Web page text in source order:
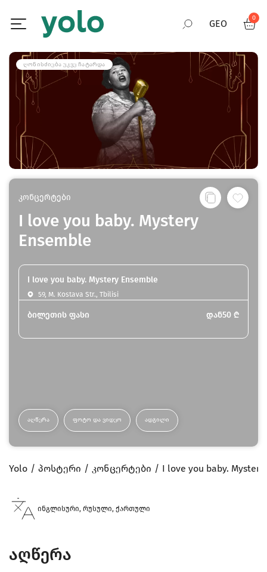
GEO
RUS
0
ᲦᲝᲜᲘᲡᲫᲘᲔᲑᲐ ᲣᲙᲕᲔ ᲩᲐᲢᲐᲠᲓᲐ
კონცერტები
I love you baby. Mystery
Ensemble
I love you baby. Mystery Ensemble
59, M. Kostava Str., Tbilisi
ბილეთის ფასი დან50 ₾
ᲐᲦᲬᲔᲠᲐ ᲤᲝᲢᲝ ᲓᲐ ᲕᲘᲓᲔᲝ ᲐᲓᲒᲘᲚᲘ
Yolo პოსტერი კონცერტები I love you baby.
ინგლისური, რუსული, ქართული
აღწერა